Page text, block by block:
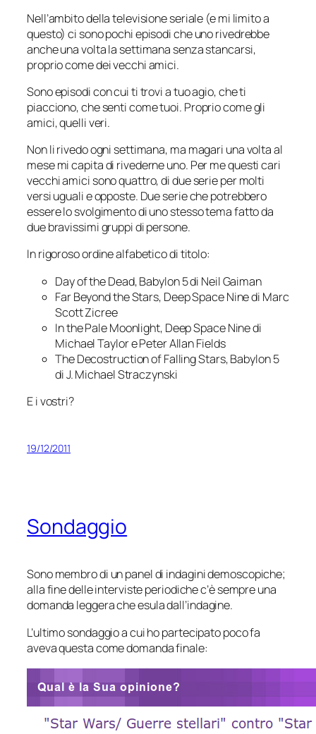
Nell’ambito della televisione seriale (e mi limito a
questo) ci sono pochi episodi che uno rivedrebbe
anche una volta la settimana senza stancarsi,
proprio come dei vecchi amici.
Sono episodi con cui ti trovi a tuo agio, che ti
piacciono, che senti cometuoi. Proprio come gli
amici, quelli veri.
Non li rivedo ogni settimana, ma magari una volta al
mese mi capita di rivederne uno. Per me questi cari
vecchi amici sono quattro, di due serie per molti
versi uguali e opposte. Due serie che potrebbero
essere lo svolgimento di uno stesso tema fatto da
due bravissimi gruppi di persone.
In rigoroso ordine alfabetico di titolo:
Day of the Dead,Babylon 5di Neil Gaiman
Far Beyond the Stars, Deep Space Ninedi Marc
Scott Zicree
In the Pale Moonlight, Deep Space Ninedi
Michael Taylor e Peter Allan Fields
The Decostruction of Falling Stars,Babylon 5
di J. Michael Straczynski
E i vostri?
19/12/2011
Sondaggio
Sono membro di un panel di indagini demoscopiche;
alla fine delle interviste periodiche c’è sempre una
domanda leggerache esula dall’indagine.
L’ultimo sondaggio a cui ho partecipato poco fa
aveva questa come domanda finale: